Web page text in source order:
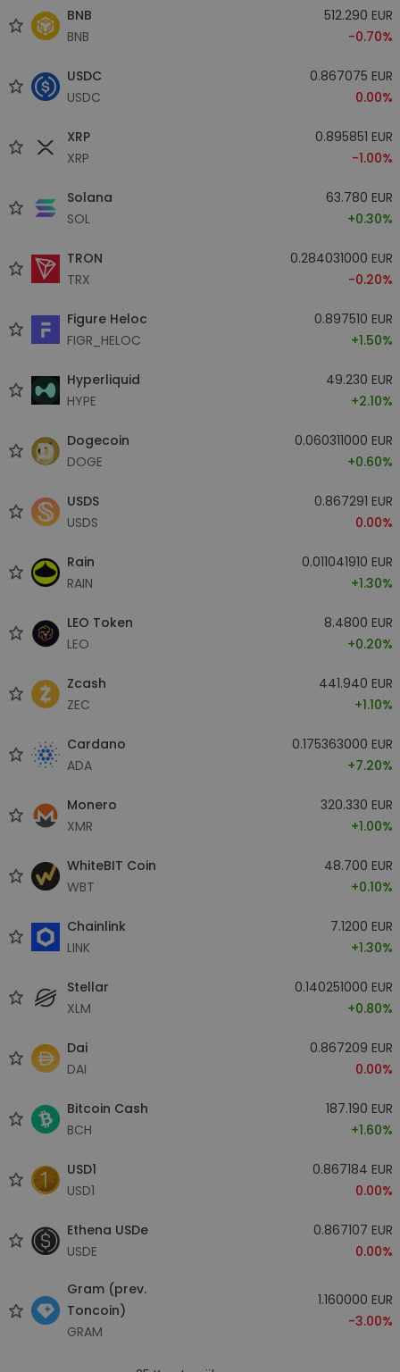
BNB
BNB
512.290 EUR
-0.70%
USDC
USDC
0.867075 EUR
0.00%
XRP
XRP
0.895851 EUR
-1.00%
Solana
SOL
63.780 EUR
+0.30%
TRON
TRX
0.284031000 EUR
-0.20%
Figure Heloc
FIGR_HELOC
0.897510 EUR
+1.50%
Hyperliquid
HYPE
49.230 EUR
+2.10%
Dogecoin
DOGE
0.060311000 EUR
+0.60%
USDS
USDS
0.867291 EUR
0.00%
Rain
RAIN
0.011041910 EUR
+1.30%
LEO Token
LEO
8.4800 EUR
+0.20%
Zcash
ZEC
441.940 EUR
+1.10%
Cardano
ADA
0.175363000 EUR
+7.20%
Monero
XMR
320.330 EUR
+1.00%
WhiteBIT Coin
WBT
48.700 EUR
+0.10%
Chainlink
LINK
7.1200 EUR
+1.30%
Stellar
XLM
0.140251000 EUR
+0.80%
Dai
DAI
0.867209 EUR
0.00%
Bitcoin Cash
BCH
187.190 EUR
+1.60%
USD1
USD1
0.867184 EUR
0.00%
Ethena USDe
USDE
0.867107 EUR
0.00%
Gram (prev.
Toncoin)
GRAM
1.160000 EUR
-3.00%